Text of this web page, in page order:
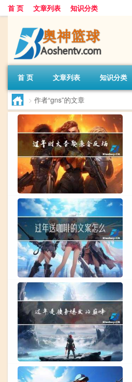
首 页 文章列表 知识分类
首 页 文章列表 知识分类
> 作者“gns”的文章